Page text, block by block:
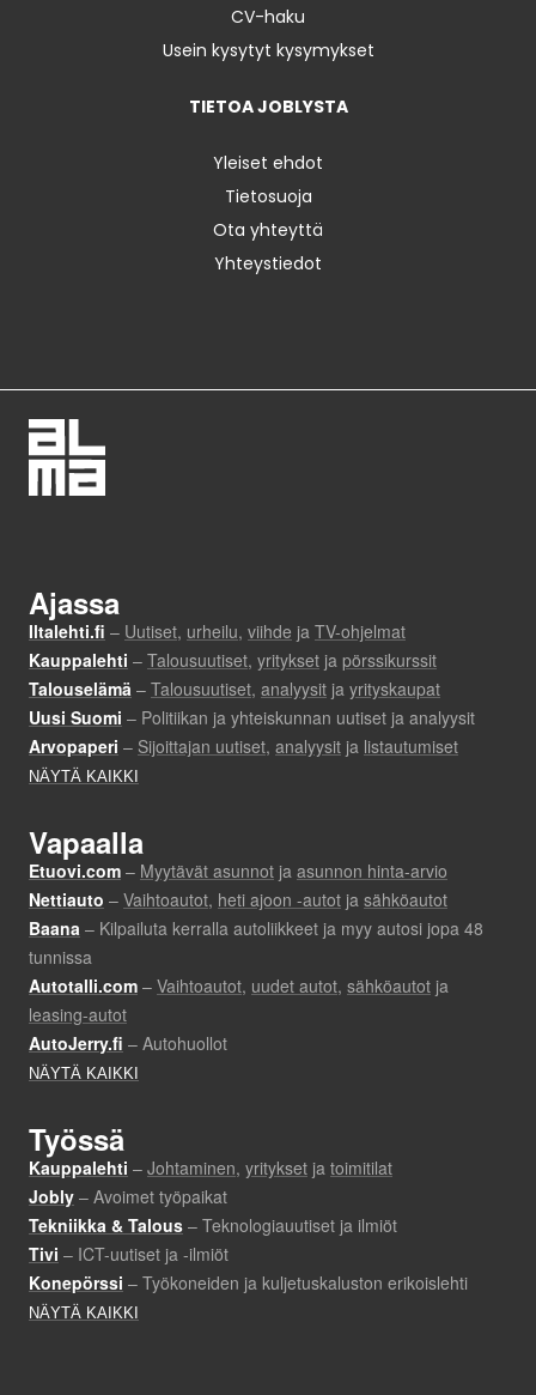
CV-haku
Usein kysytyt kysymykset
TIETOA JOBLYSTA
Yleiset ehdot
Tietosuoja
Ota yhteyttä
Yhteystiedot